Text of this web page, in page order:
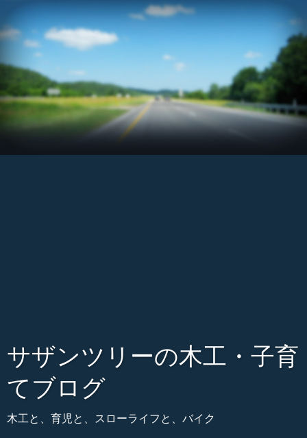
サザンツリーの木工・子育
てブログ
木工と、育児と、スローライフと、バイク